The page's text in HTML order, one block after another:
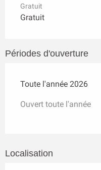
Gratuit
Gratuit
Périodes d'ouverture
Toute l'année 2026
Ouvert toute l'année
Localisation